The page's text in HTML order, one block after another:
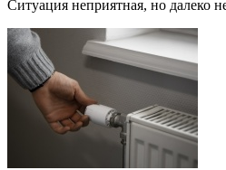
Ситуация неприятная, но далеко